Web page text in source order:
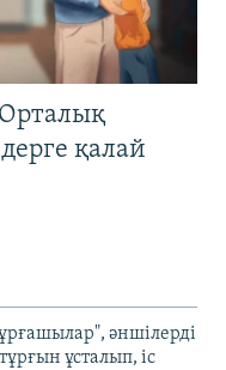
қалай
әншілерді
ұсталып, іс